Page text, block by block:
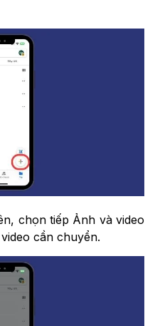
chọn tiếp Ảnh và video
cần chuyển.